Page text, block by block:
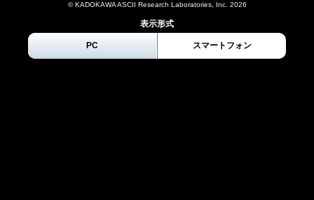
© KADOKAWA ASCII Research Laboratories, Inc. 2026
表示形式
PC スマートフォン